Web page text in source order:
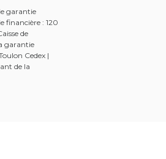
garantie
financière : 120
de
garantie
Cedex |
de la